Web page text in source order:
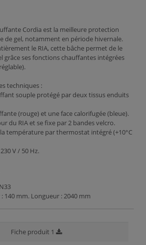
Cordia est la meilleure protection
de gel, notamment en période hivernale.
le RIA, cette bâche permet de le
grâce ses fonctions chauffantes intégrées
techniques :
souple protégé par deux tissus enduits
(rouge) et une face calorifugée (bleue).
du RIA et se fixe par 2 bandes velcro.
température par thermostat intégré (+10°C
V / 50 Hz.
140 mm. Longueur : 2040 mm
Fiche produit 1